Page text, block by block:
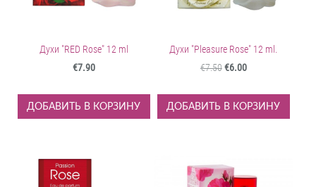
Духи "RED Rose" 12 ml
€7.90
ДОБАВИТЬ В КОРЗИНУ
Духи "Pleasure Rose" 12 ml.
€7.50€6.00
ДОБАВИТЬ В КОРЗИНУ